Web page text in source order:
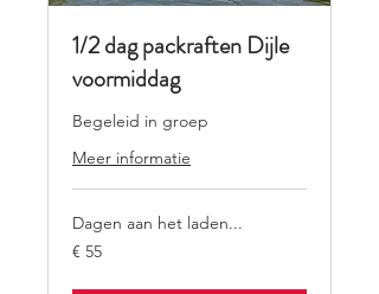
1/2 dag packraften Dijle
voormiddag
Begeleid in groep
Meer informatie
Dagen aan het laden...
55
euro
€ 55